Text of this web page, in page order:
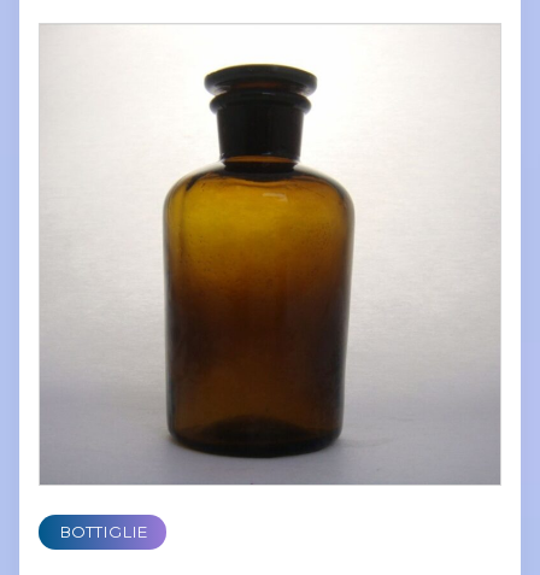
BOTTIGLIE